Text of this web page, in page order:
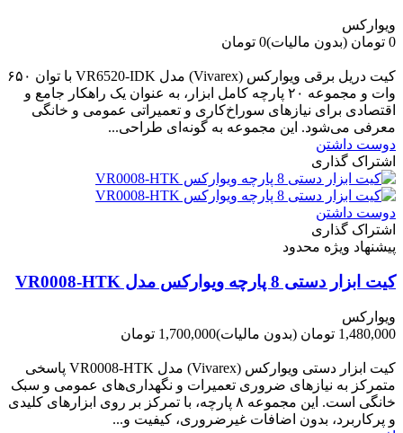
ویوارکس
0 تومان
(بدون مالیات)0 تومان
کیت دریل برقی ویوارکس (Vivarex) مدل VR6520-IDK با توان ۶۵۰
وات و مجموعه ۲۰ پارچه کامل ابزار، به عنوان یک راهکار جامع و
اقتصادی برای نیازهای سوراخ‌کاری و تعمیراتی عمومی و خانگی
معرفی می‌شود. این مجموعه به گونه‌ای طراحی...
دوست داشتن
اشتراک گذاری
دوست داشتن
اشتراک گذاری
پیشنهاد ویژه محدود
کیت ابزار دستی 8 پارچه ویوارکس مدل VR0008-HTK
ویوارکس
1,480,000 تومان
(بدون مالیات)1,700,000 تومان
کیت ابزار دستی ویوارکس (Vivarex) مدل VR0008-HTK پاسخی
متمرکز به نیازهای ضروری تعمیرات و نگهداری‌های عمومی و سبک
خانگی است. این مجموعه ۸ پارچه، با تمرکز بر روی ابزارهای کلیدی
و پرکاربرد، بدون اضافات غیرضروری، کیفیت و...